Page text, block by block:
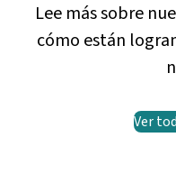
Lee más sobre
cómo están
Ver